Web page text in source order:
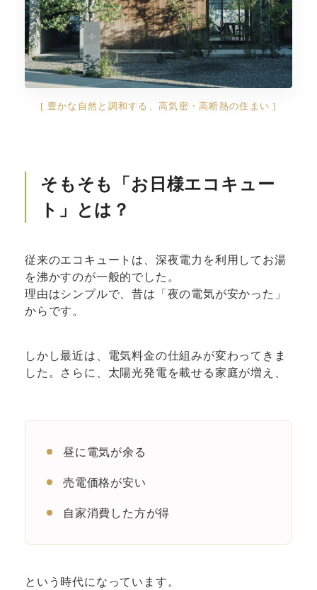
[ 豊かな自然と調和する、高気密・高断熱の住まい ]
そもそも「お日様エコキュー
ト」とは？
従来のエコキュートは、深夜電力を利用してお湯
を沸かすのが一般的でした。
理由はシンプルで、昔は「夜の電気が安かった」
からです。
しかし最近は、電気料金の仕組みが変わってきま
した。さらに、太陽光発電を載せる家庭が増え、
昼に電気が余る
売電価格が安い
自家消費した方が得
という時代になっています。